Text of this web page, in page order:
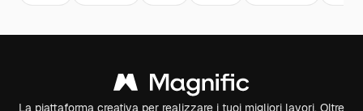
La piattaforma creativa per realizzare i tuoi migliori lavori. Oltre